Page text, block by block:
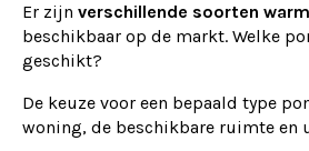
Er zijn verschillende soorten
beschikbaar op de markt. Welke
geschikt?
De keuze voor een bepaald type
woning, de beschikbare ruimte en